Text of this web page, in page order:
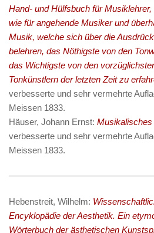
Hand- und Hülfsbuch für
wie für angehende Musiker und
Musik, welche sich über die
belehren, das Nöthigste von den
das Wichtigste von den
Tonkünstlern der letzten Zeit zu
verbesserte und sehr vermehrte
Meissen 1833.
Häuser, Johann Ernst:
verbesserte und sehr vermehrte
Meissen 1833.
Hebenstreit, Wilhelm:
Encyklopädie der Aesthetik. Ein
Wörterbuch der ästhetischen